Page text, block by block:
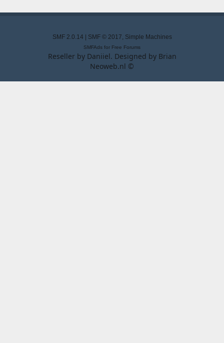
SMF 2.0.14 SMF © 2017, Simple Machines
SMFAds for Free Forums
Reseller by Daniiel. Designed by Brian
Neoweb.nl ©